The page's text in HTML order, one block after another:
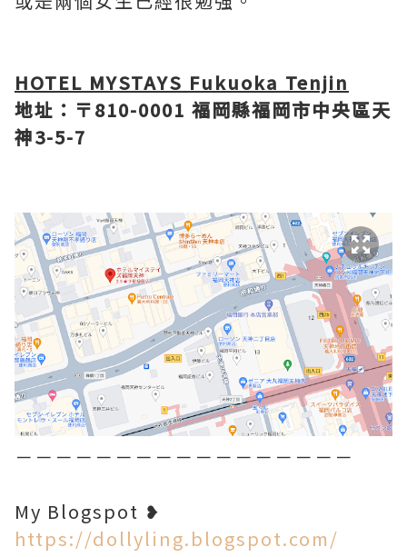
HOTEL MYSTAYS Fukuoka Tenjin
地址：〒810-0001 福岡縣福岡市中央區天
神3-5-7
－－－－－－－－－－－－－－－－－
My Blogspot ❥
https://dollyling.blogspot.com/